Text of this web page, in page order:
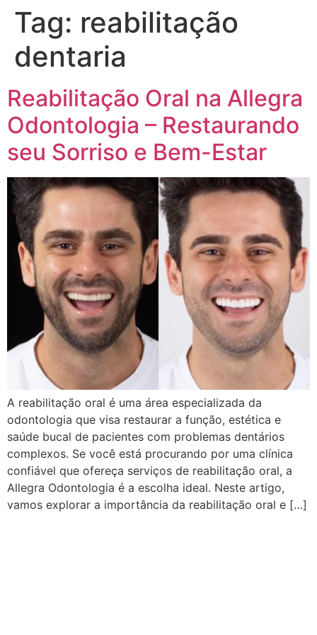
Tag: reabilitação
dentaria
Reabilitação Oral na Allegra
Odontologia – Restaurando
seu Sorriso e Bem-Estar
A reabilitação oral é uma área especializada da
odontologia que visa restaurar a função, estética e
saúde bucal de pacientes com problemas dentários
complexos. Se você está procurando por uma clínica
confiável que ofereça serviços de reabilitação oral, a
Allegra Odontologia é a escolha ideal. Neste artigo,
vamos explorar a importância da reabilitação oral e […]